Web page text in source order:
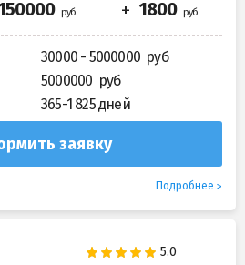
30000 - 5000000
5000000
365-1 825 дней
заявку
Подробнее